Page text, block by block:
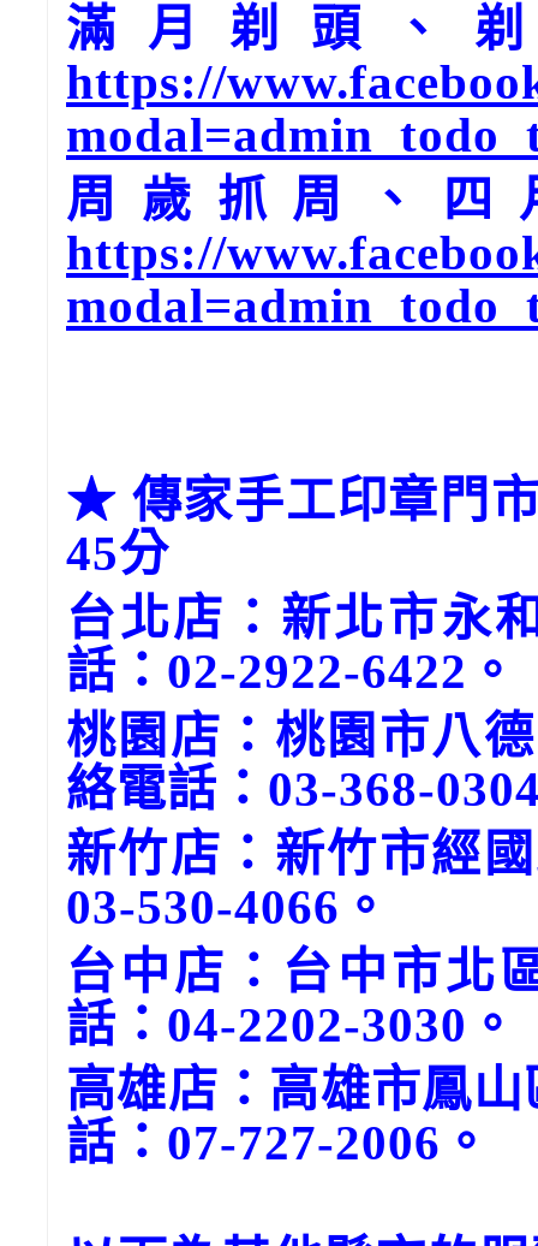
滿月剃頭、
https://
周歲抓周、四
https://
★ 傳家手工印章門
45分
台北店：新北市永
話：02-2922-6422。
桃園店：桃園市八
絡電話：03-368-
新竹店：新竹市經
03-530-4066。
台中店：台中市北
話：04-2202-3030。
高雄店：高雄市鳳
話：07-727-2006。